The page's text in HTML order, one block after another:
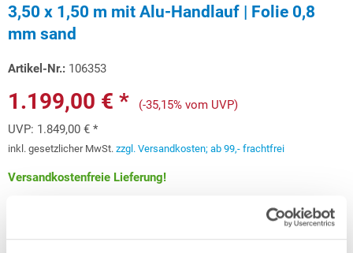
3,50 x 1,50 m mit Alu-Handlauf | Folie 0,8
mm sand
Artikel-Nr.: 106353
1.199,00 € *
(-35,15% vom UVP)
UVP: 1.849,00 € *
inkl. gesetzlicher MwSt. zzgl. Versandkosten; ab 99,- frachtfrei
Versandkostenfreie Lieferung!